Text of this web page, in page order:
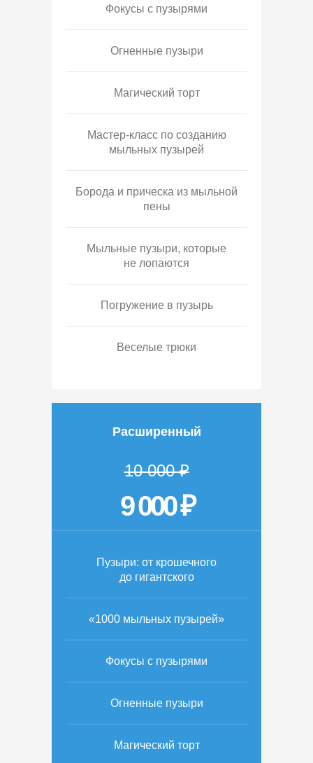
Фокусы с пузырями
Огненные пузыри
Магический торт
Мастер-класс по созданию
мыльных пузырей
Борода и прическа из мыльной
пены
Мыльные пузыри, которые
не лопаются
Погружение в пузырь
Веселые трюки
Расширенный
10 000 ₽
9 000 ₽
Пузыри: от крошечного
до гигантского
«1000 мыльных пузырей»
Фокусы с пузырями
Огненные пузыри
Магический торт